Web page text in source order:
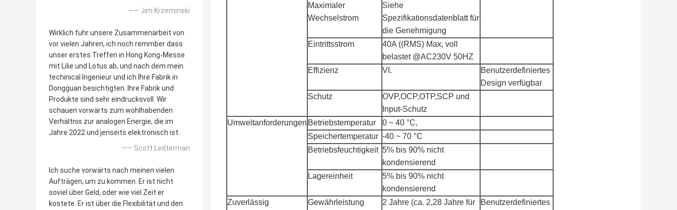
—— Jim.Krzeminski
Wirklich fuhr unsere Zusammenarbeit von
vor vielen Jahren, ich noch remmber dass
unser erstes Treffen in Hong Kong-Messe
mit Lilie und Lotus ab, und nach dem mein
techinical Ingenieur und ich Ihre Fabrik in
Dongguan besichtigten. Ihre Fabrik und
Produkte sind sehr eindrucksvoll. Wir
schauen vorwärts zum wohlhabenden
Verhältnis zur analogen Energie, die im
Jahre 2022 und jenseits elektronisch ist.
—— Scott.Ledterman
Ich suche vorwärts nach meinen vielen
Aufträgen, um zu kommen. Er ist nicht
soviel über Geld, oder wie viel Zeit er
kostete. Er ist über die Flexibilität und den
Maximaler
Wechselstrom
Siehe
Spezifikationsdatenblatt für
die Genehmigung
Eintrittsstrom
40A ((RMS) Max, voll
belastet @AC230V 50HZ
Effizienz
VI.
Benutzerdefiniertes
Design verfügbar
Schutz
OVP,OCP,OTP,SCP und
Input-Schutz
Umweltanforderungen Betriebstemperatur
0 ~ 40 °C,
Speichertemperatur -40 ~ 70 °C
Betriebsfeuchtigkeit 5% bis 90% nicht
kondensierend
Lagereinheit
5% bis 90% nicht
kondensierend
Zuverlässig
Gewährleistung
2 Jahre (ca. 2,28 Jahre für
Benutzerdefiniertes